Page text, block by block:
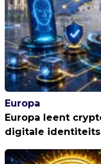
Europa
Europa leent
digitale